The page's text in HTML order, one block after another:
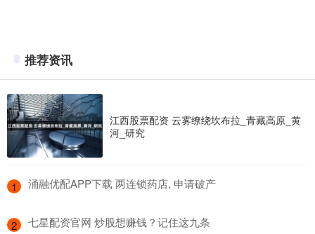
推荐资讯
江西股票配资 云雾缭绕坎布拉_青藏高原_黄
河_研究
1 ​涌融优配APP下载 两连锁药店, 申请破产
2 ​七星配资官网 炒股想赚钱？记住这九条